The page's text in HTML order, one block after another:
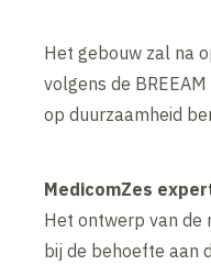
Het gebouw zal na
volgens de
op duurzaamheid
MedicomZes
Het ontwerp van de
bij de behoefte aan